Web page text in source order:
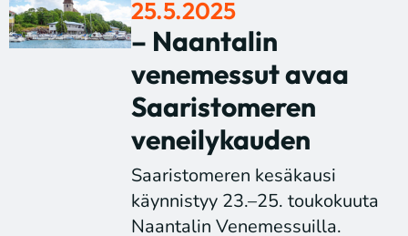
25.5.2025
– Naantalin
venemessut avaa
Saaristomeren
veneilykauden
Saaristomeren kesäkausi
käynnistyy 23.–25. toukokuuta
Naantalin Venemessuilla.